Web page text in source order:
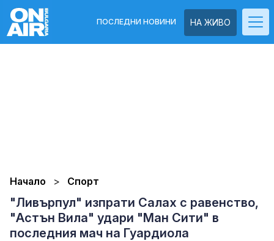
НА ЖИВО
ПОСЛЕДНИ НОВИНИ
Начало Спорт
"Ливърпул" изпрати Салах с равенство,
"Астън Вила" удари "Ман Сити" в
последния мач на Гуардиола